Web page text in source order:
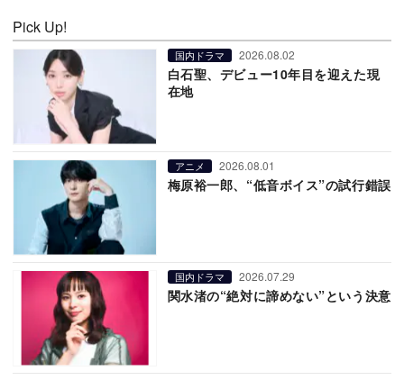
Pick Up!
国内ドラマ 2026.08.02
白石聖、デビュー10年目を迎えた現
在地
アニメ 2026.08.01
梅原裕一郎、“低音ボイス”の試行錯誤
国内ドラマ 2026.07.29
関水渚の“絶対に諦めない”という決意